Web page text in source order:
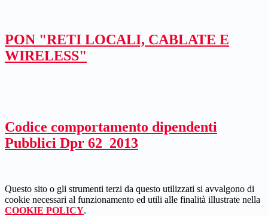
PON "RETI LOCALI, CABLATE E
WIRELESS"
Codice comportamento dipendenti
Pubblici Dpr 62_2013
Questo sito o gli strumenti terzi da questo utilizzati si avvalgono di
cookie necessari al funzionamento ed utili alle finalità illustrate nella
COOKIE POLICY.